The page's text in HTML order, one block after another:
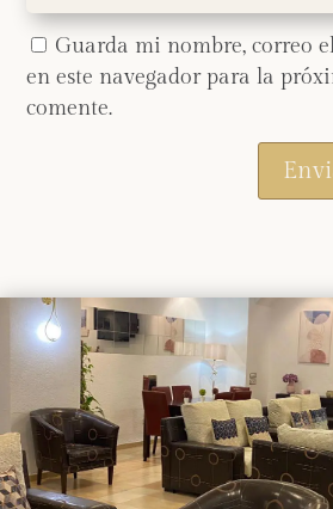
Guarda mi nombre, correo
en este navegador para la
comente.